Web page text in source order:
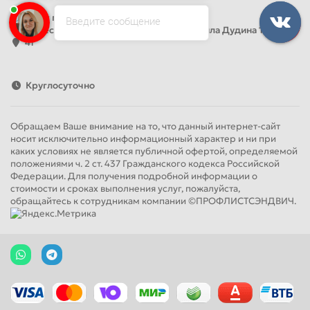
Офис продаж
Адрес: Россия, Санкт-Петербург, Михаила Дудина 15, офис
41
Круглосуточно
Обращаем Ваше внимание на то, что данный интернет-сайт
носит исключительно информационный характер и ни при
каких условиях не является публичной офертой, определяемой
положениями ч. 2 ст. 437 Гражданского кодекса Российской
Федерации. Для получения подробной информации о
стоимости и сроках выполнения услуг, пожалуйста,
обращайтесь к сотрудникам компании ©ПРОФЛИСТСЭНДВИЧ.
Введите сообщение